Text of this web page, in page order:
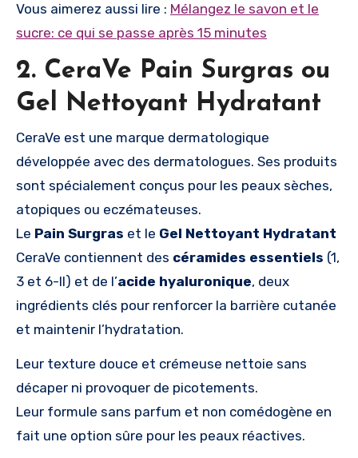
Vous aimerez aussi lire : Mélangez le savon et le
sucre: ce qui se passe après 15 minutes
2. CeraVe Pain Surgras ou
Gel Nettoyant Hydratant
CeraVe est une marque dermatologique
développée avec des dermatologues. Ses produits
sont spécialement conçus pour les peaux sèches,
atopiques ou eczémateuses.
Le Pain Surgras et le Gel Nettoyant Hydratant
CeraVe contiennent des céramides essentiels (1,
3 et 6-II) et de l’acide hyaluronique, deux
ingrédients clés pour renforcer la barrière cutanée
et maintenir l’hydratation.
Leur texture douce et crémeuse nettoie sans
décaper ni provoquer de picotements.
Leur formule sans parfum et non comédogène en
fait une option sûre pour les peaux réactives.